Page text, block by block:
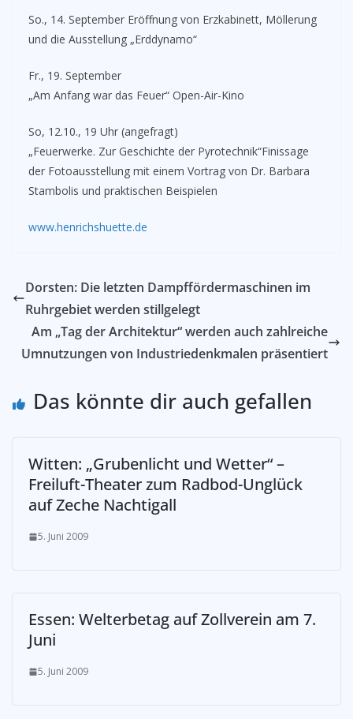
So., 14. September Eröffnung von Erzkabinett, Möllerung
und die Ausstellung „Erddynamo“
Fr., 19. September
„Am Anfang war das Feuer“ Open-Air-Kino
So, 12.10., 19 Uhr (angefragt)
„Feuerwerke. Zur Geschichte der Pyrotechnik“Finissage
der Fotoausstellung mit einem Vortrag von Dr. Barbara
Stambolis und praktischen Beispielen
www.henrichshuette.de
Dorsten: Die letzten Dampffördermaschinen im
Ruhrgebiet werden stillgelegt
Am „Tag der Architektur“ werden auch zahlreiche
Umnutzungen von Industriedenkmalen präsentiert
Das könnte dir auch gefallen
Witten: „Grubenlicht und Wetter“ –
Freiluft-Theater zum Radbod-Unglück
auf Zeche Nachtigall
5. Juni 2009
Essen: Welterbetag auf Zollverein am 7.
Juni
5. Juni 2009